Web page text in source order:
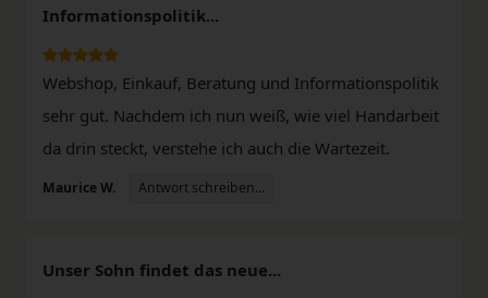
Informationspolitik...
Webshop, Einkauf, Beratung und Informationspolitik
sehr gut. Nachdem ich nun weiß, wie viel Handarbeit
da drin steckt, verstehe ich auch die Wartezeit.
Maurice W. Antwort schreiben...
Unser Sohn findet das neue...